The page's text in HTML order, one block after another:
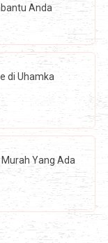
Anda
di Uhamka
Yang Ada